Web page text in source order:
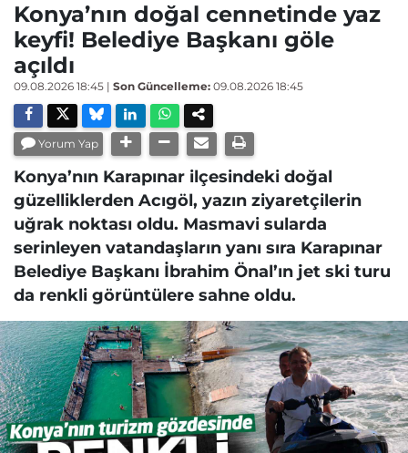
Konya’nın doğal cennetinde yaz
keyfi! Belediye Başkanı göle
açıldı
09.08.2026 18:45 | Son Güncelleme: 09.08.2026 18:45
Yorum Yap
Konya’nın Karapınar ilçesindeki doğal
güzelliklerden Acıgöl, yazın ziyaretçilerin
uğrak noktası oldu. Masmavi sularda
serinleyen vatandaşların yanı sıra Karapınar
Belediye Başkanı İbrahim Önal’ın jet ski turu
da renkli görüntülere sahne oldu.